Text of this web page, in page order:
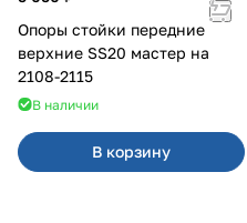
Опоры стойки передние
верхние SS20 мастер на
2108-2115
В наличии
В корзину